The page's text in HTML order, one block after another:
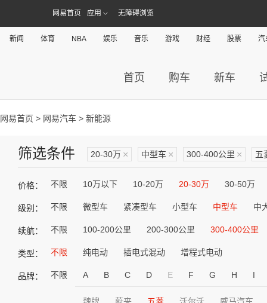
网易首页 应用 无障碍浏览
新闻 体育 NBA 娱乐 音乐 游戏 财经 股票 汽
首页 购车 新车
网易首页 > 网易汽车 > 新能源
筛选条件 20-30万 × 中型车 × 300-400公里 × 五
价格： 不限 10万以下 10-20万 20-30万 30-50万
级别： 不限 微型车 紧凑型车 小型车 中型车 中
续航： 不限 100-200公里 200-300公里 300-400公里
类型： 不限 纯电动 插电式混动 增程式电动
品牌： 不限 A B C D E F G H I